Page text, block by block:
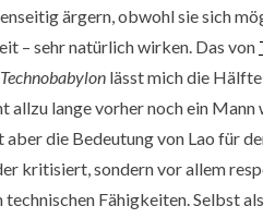
ärgern, obwohl sie sich
– sehr natürlich wirken. Das von
Technobabylon lässt mich die
allzu lange vorher noch ein
aber die Bedeutung von Lao für
kritisiert, sondern vor allem
technischen Fähigkeiten. Selbst